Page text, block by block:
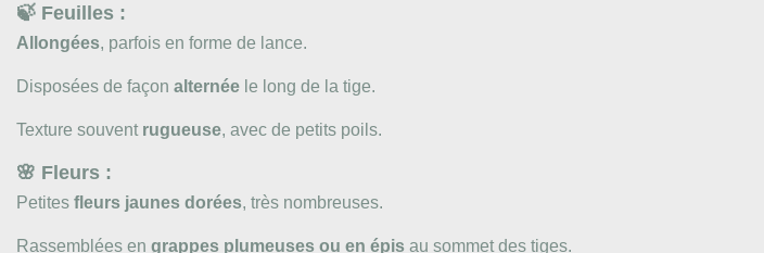
🍃 Feuilles :
Allongées, parfois en forme de lance.
Disposées de façon alternée le long de la tige.
Texture souvent rugueuse, avec de petits poils.
🌸 Fleurs :
Petites fleurs jaunes dorées, très nombreuses.
Rassemblées en grappes plumeuses ou en épis au sommet des tiges.